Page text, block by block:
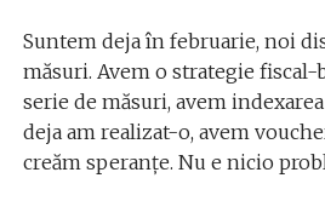
Suntem deja în februarie, noi
măsuri. Avem o strategie fiscal-
serie de măsuri, avem
deja am realizat-o, avem
creăm speranțe. Nu e nicio